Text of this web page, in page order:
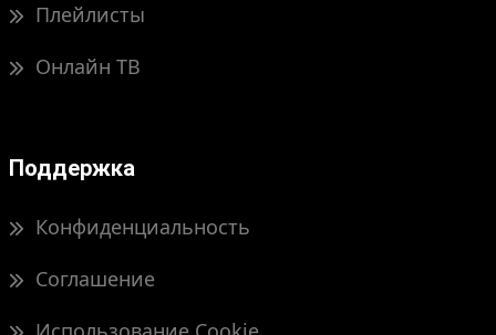
Плейлисты
Онлайн ТВ
Поддержка
Конфиденциальность
Соглашение